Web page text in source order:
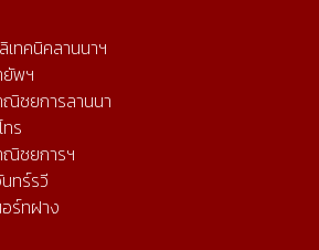
เทคนิคลานนาฯ
ยัพฯ
ณิชยการลานนา
ร
ณิชยการฯ
ทร์รวี
ร์ทฝาง